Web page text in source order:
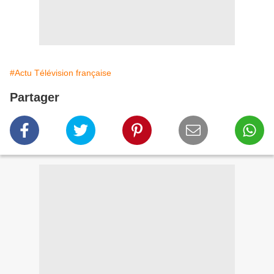
#Actu Télévision française
Partager